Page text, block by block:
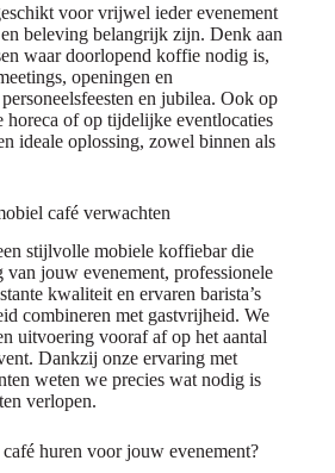
voor vrijwel ieder evenement
beleving belangrijk zijn. Denk aan
waar doorlopend koffie nodig is,
openingen en
en jubilea. Ook op
horeca of op tijdelijke eventlocaties
ideale oplossing, zowel binnen als
café verwachten
stijlvolle mobiele koffiebar die
van jouw evenement, professionele
kwaliteit en ervaren barista’s
combineren met gastvrijheid. We
uitvoering vooraf af op het aantal
Dankzij onze ervaring met
weten we precies wat nodig is
verlopen.
huren voor jouw evenement?